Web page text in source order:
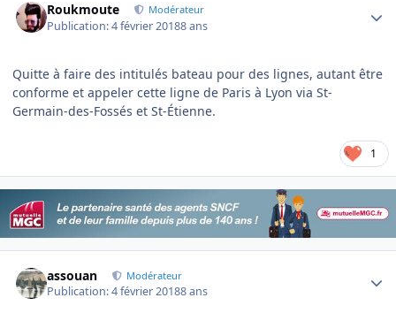
Roukmoute Modérateur
Publication:4 février 20188 ans
Quitte à faire des intitulés bateau pour des lignes, autant être
conforme et appeler cette ligne de Paris à Lyon via St-
Germain-des-Fossés et St-Étienne.
1
assouan Modérateur
Publication:4 février 20188 ans